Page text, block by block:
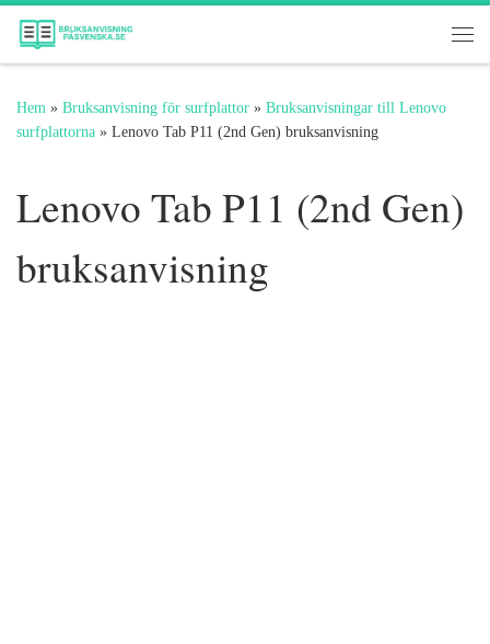
Hoppa till innehåll
Hem » Bruksanvisning för surfplattor » Bruksanvisningar till Lenovo
surfplattorna » Lenovo Tab P11 (2nd Gen) bruksanvisning
Lenovo Tab P11 (2nd Gen)
bruksanvisning